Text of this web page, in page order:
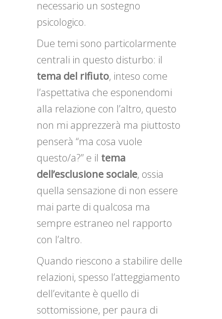
necessario un sostegno
psicologico.
Due temi sono particolarmente
centrali in questo disturbo: il
tema del rifiuto, inteso come
l’aspettativa che esponendomi
alla relazione con l’altro, questo
non mi apprezzerà ma piuttosto
penserà “ma cosa vuole
questo/a?” e il tema
dell’esclusione sociale, ossia
quella sensazione di non essere
mai parte di qualcosa ma
sempre estraneo nel rapporto
con l’altro.
Quando riescono a stabilire delle
relazioni, spesso l’atteggiamento
dell’evitante è quello di
sottomissione, per paura di